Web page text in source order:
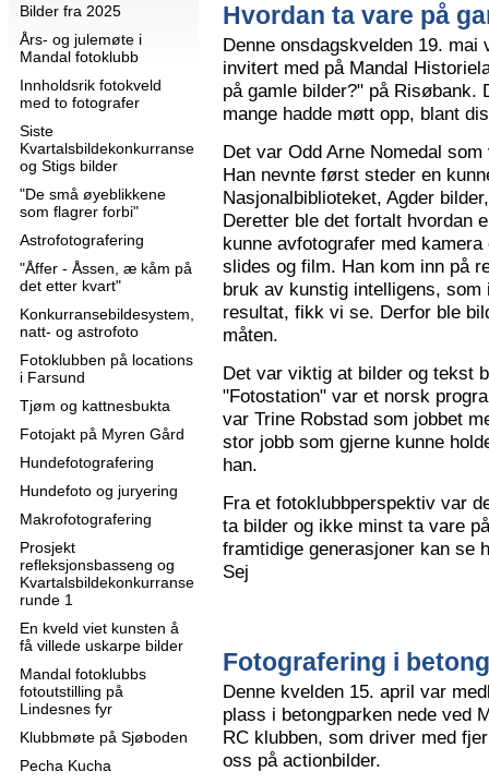
Bilder fra 2025
Års- og julemøte i
Mandal fotoklubb
Innholdsrik fotokveld
med to fotografer
Siste
Kvartalsbildekonkurranse
og Stigs bilder
"De små øyeblikkene
som flagrer forbi"
Astrofotografering
"Åffer - Åssen, æ kåm på
det etter kvart"
Konkurransebildesystem,
natt- og astrofoto
Fotoklubben på locations
i Farsund
Tjøm og kattnesbukta
Fotojakt på Myren Gård
Hundefotografering
Hundefoto og juryering
Makrofotografering
Prosjekt
refleksjonsbasseng og
Kvartalsbildekonkurranse
runde 1
En kveld viet kunsten å
få villede uskarpe bilder
Mandal fotoklubbs
fotoutstilling på
Lindesnes fyr
Klubbmøte på Sjøboden
Pecha Kucha
Hvordan ta vare på
Denne onsdagskvelden 19.
invitert med på Mandal
på gamle bilder?" på
mange hadde møtt opp, blant
Det var Odd Arne Nomedal
Han nevnte først steder en
Nasjonalbiblioteket, Agder
Deretter ble det fortalt hvordan
kunne avfotografer med
slides og film. Han kom inn på
bruk av kunstig intelligens,
resultat, fikk vi se. Derfor ble
måten.
Det var viktig at bilder og tekst
"Fotostation" var et norsk
var Trine Robstad som jobbet
stor jobb som gjerne kunne
han.
Fra et fotoklubbperspektiv var
ta bilder og ikke minst ta vare
framtidige generasjoner kan se
Sej
Fotografering i
Denne kvelden 15. april var
plass i betongparken nede ved
RC klubben, som driver med
oss på actionbilder.